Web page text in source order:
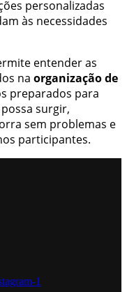
personalizadas
às necessidades
entender as
na organização de
preparados para
surgir,
sem problemas e
participantes.
1